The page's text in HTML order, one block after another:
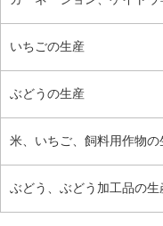
いちごの生産
ぶどうの生産
米、いちご、飼料用作物の
ぶどう、ぶどう加工品の生